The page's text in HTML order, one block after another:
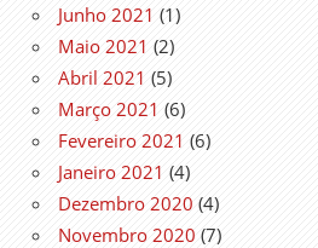
Junho 2021 (1)
Maio 2021 (2)
Abril 2021 (5)
Março 2021 (6)
Fevereiro 2021 (6)
Janeiro 2021 (4)
Dezembro 2020 (4)
Novembro 2020 (7)